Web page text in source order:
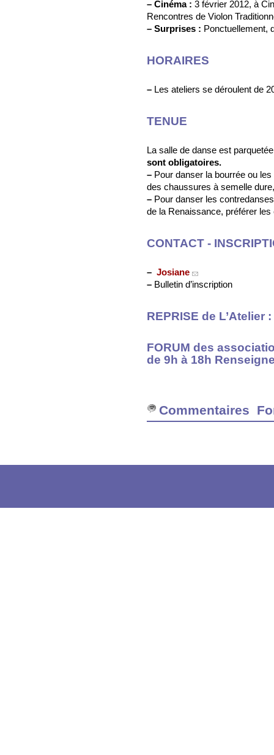
– Cinéma : 3 février 2012, à
Rencontres de Violon
– Surprises : Ponctuellement,
HORAIRES
– Les ateliers se déroulent de
TENUE
La salle de danse est
sont obligatoires.
– Pour danser la bourrée ou
des chaussures à semelle
– Pour danser les
de la Renaissance, préférer
CONTACT -
– Josiane
– Bulletin d’inscription
REPRISE de L’Atelier
FORUM des
de 9h à 18h
Commentaires